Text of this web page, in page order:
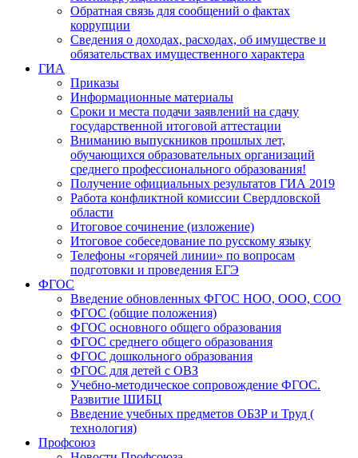
Обратная связь для сообщений о фактах
коррупции
Сведения о доходах, расходах, об имуществе и
обязательствах имущественного характера
ГИА
Приказы
Информационные материалы
Сроки и места подачи заявлений на сдачу
государственной итоговой аттестации
Вниманию выпускников прошлых лет,
обучающихся образовательных организаций
среднего профессионального образования!
Получение официальных результатов ГИА 2019
Работа конфликтной комиссии Свердловской
области
Итоговое сочинение (изложение)
Итоговое собеседование по русскому языку
Телефоны «горячей линии» по вопросам
подготовки и проведения ЕГЭ
ФГОС
Введение обновленных ФГОС НОО, ООО, СОО
ФГОС (общие положения)
ФГОС основного общего образования
ФГОС среднего общего образования
ФГОС дошкольного образования
ФГОС для детей с ОВЗ
Учебно-методическое сопровождение ФГОС.
Развитие ШИБЦ
Введение учебных предметов ОБЗР и Труд (
технология)
Профсоюз